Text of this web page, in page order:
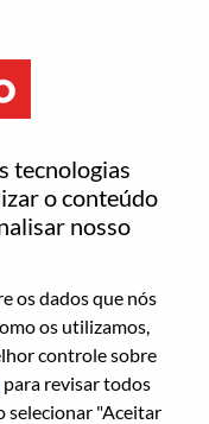
tecnologias
o conteúdo
nosso
os dados que nós
os utilizamos,
controle sobre
para revisar todos
selecionar "Aceitar
sua
with your